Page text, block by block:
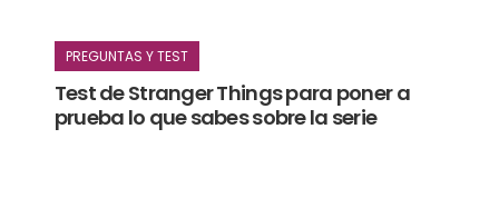
PREGUNTAS Y TEST
Test de Stranger Things para poner a
prueba lo que sabes sobre la serie